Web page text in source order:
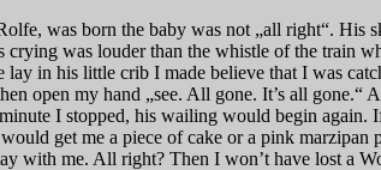
was born the baby was not „all right“. His
crying was louder than the whistle of the train
lay in his little crib I made believe that I was
open my hand „see. All gone. It’s all
I stopped, his wailing would begin
get me a piece of cake or a pink
with me. All right? Then I won’t have lost a